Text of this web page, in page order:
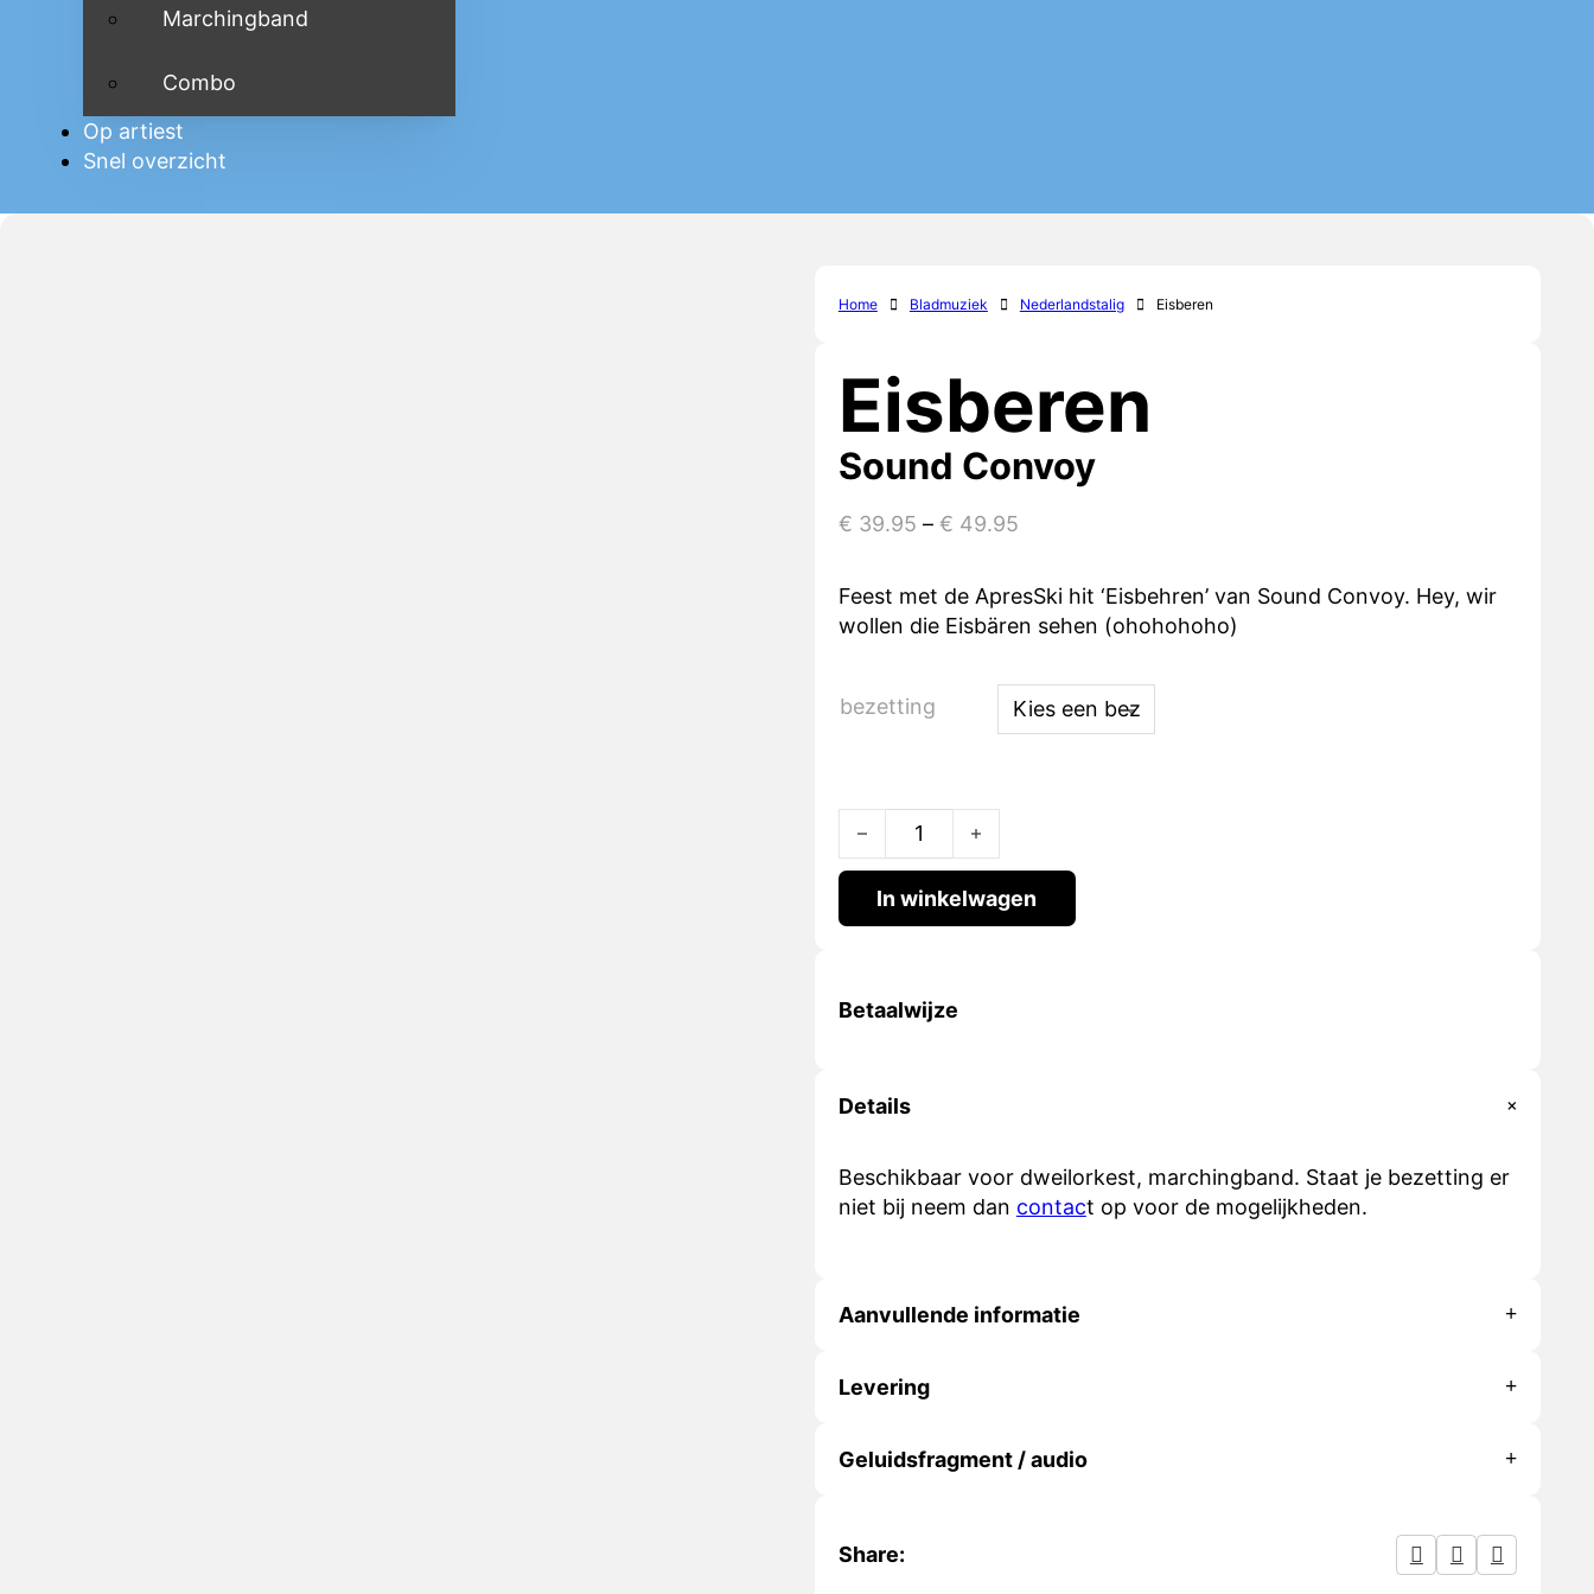
Marchingband
Combo
Op artiest
Snel overzicht
Home Bladmuziek Nederlandstalig Eisberen
Eisberen
Sound Convoy
€ 39.95 – € 49.95
Feest met de ApresSki hit ‘Eisbehren’ van Sound Convoy. Hey, wir
wollen die Eisbären sehen (ohohohoho)
bezetting
Eisberen quantity
In winkelwagen
Betaalwijze
Details
Beschikbaar voor dweilorkest, marchingband. Staat je bezetting er
niet bij neem dan contact op voor de mogelijkheden.
Aanvullende informatie
Levering
Geluidsfragment / audio
Share: